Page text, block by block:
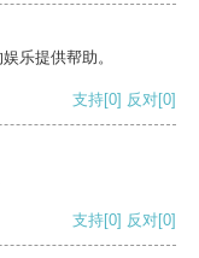
乐提供帮助。
支持[0] 反对[0]
支持[0] 反对[0]